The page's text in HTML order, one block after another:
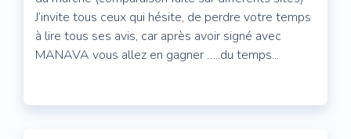
J’invite tous ceux qui hésite, de perdre votre temps
à lire tous ses avis, car après avoir signé avec
MANAVA vous allez en gagner …..du temps...